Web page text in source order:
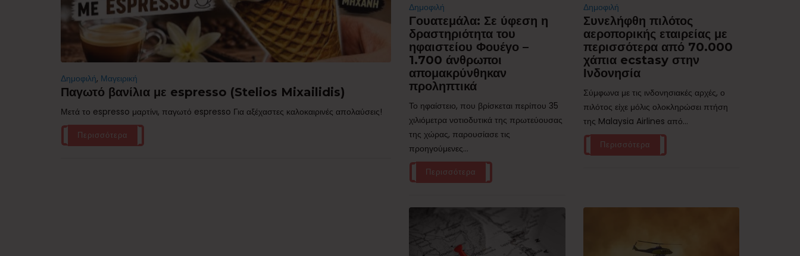
Δημοφιλή, Μαγειρική
Παγωτό βανίλια με espresso (Stelios Mixailidis)
Μετά το espresso μαρτίνι, παγωτό espresso Για αξέχαστες καλοκαιρινές απολαύσεις!
Περισσότερα
Δημοφιλή
Γουατεμάλα: Σε ύφεση η
δραστηριότητα του
ηφαιστείου Φουέγο –
1.700 άνθρωποι
απομακρύνθηκαν
προληπτικά
Το ηφαίστειο, που βρίσκεται περίπου 35
χιλιόμετρα νοτιοδυτικά της πρωτεύουσας
της χώρας, παρουσίασε τις
προηγούμενες...
Περισσότερα
Δημοφιλή
Συνελήφθη πιλότος
αεροπορικής εταιρείας με
περισσότερα από 70.000
χάπια ecstasy στην
Ινδονησία
Σύμφωνα με τις ινδονησιακές αρχές, ο
πιλότος είχε μόλις ολοκληρώσει πτήση
της Malaysia Airlines από...
Περισσότερα